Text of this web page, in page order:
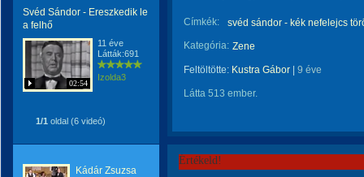
Svéd Sándor - Ereszkedik le
a felhő
02:54
11 éve
Látták:691
Izolda3
1/1 oldal (6 videó)
Kádár Zsuzsa
Címkék:
svéd sándor - kék nefelejcs
Kategória: Zene
Feltöltötte: Kustra Gábor 9 éve
Látta 513 ember.
Értékeld!